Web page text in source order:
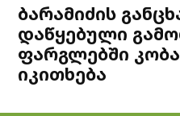
ბარამიძის
დაწყებული
ფარგლებში
იკითხება